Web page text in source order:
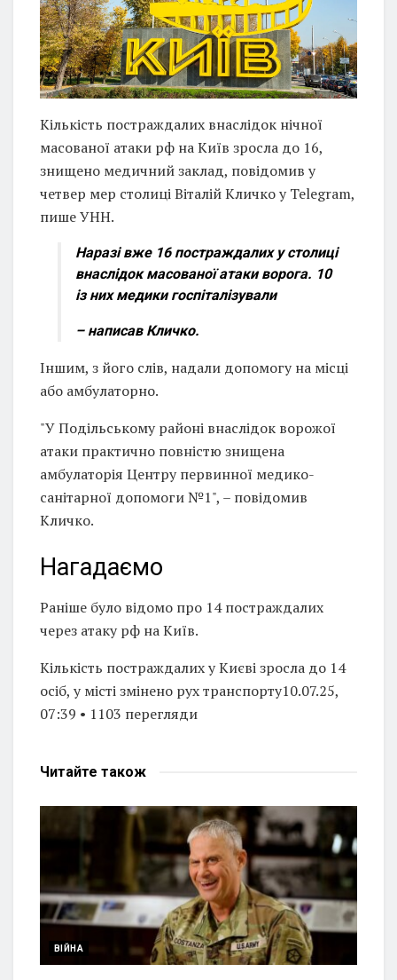
Кількість постраждалих внаслідок нічної
масованої атаки рф на Київ зросла до 16,
знищено медичний заклад, повідомив у
четвер мер столиці Віталій Кличко у Telegram,
пише УНН.
Наразі вже 16 постраждалих у столиці
внаслідок масованої атаки ворога. 10
із них медики госпіталізували
– написав Кличко.
Іншим, з його слів, надали допомогу на місці
або амбулаторно.
"У Подільському районі внаслідок ворожої
атаки практично повністю знищена
амбулаторія Центру первинної медико-
санітарної допомоги №1", – повідомив
Кличко.
Нагадаємо
Раніше було відомо про 14 постраждалих
через атаку рф на Київ.
Кількість постраждалих у Києві зросла до 14
осіб, у місті змінено рух транспорту10.07.25,
07:39 • 1103 перегляди
Читайте також
ВІЙНА